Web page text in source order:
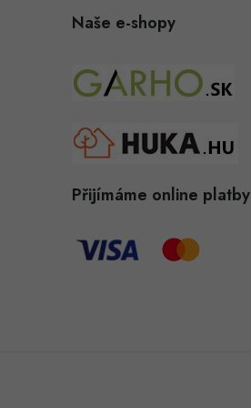
Naše e-shopy
Přijímáme online platby